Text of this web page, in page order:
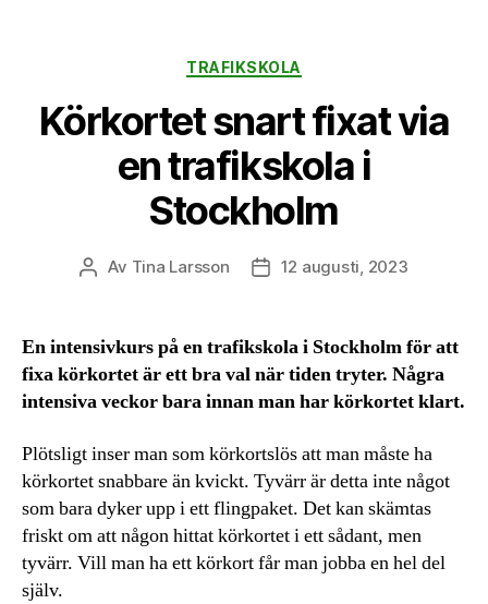
Kategorier
TRAFIKSKOLA
Körkortet snart fixat via
en trafikskola i
Stockholm
Inläggsförfattare
Av Tina Larsson Inläggsdatum
12 augusti, 2023
En intensivkurs på en trafikskola i Stockholm för att
fixa körkortet är ett bra val när tiden tryter. Några
intensiva veckor bara innan man har körkortet klart.
Plötsligt inser man som körkortslös att man måste ha
körkortet snabbare än kvickt. Tyvärr är detta inte något
som bara dyker upp i ett flingpaket. Det kan skämtas
friskt om att någon hittat körkortet i ett sådant, men
tyvärr. Vill man ha ett körkort får man jobba en hel del
själv.